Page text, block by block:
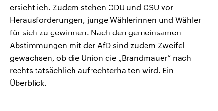
ersichtlich. Zudem stehen CDU und CSU vor
Herausforderungen, junge Wählerinnen und Wähler
für sich zu gewinnen. Nach den gemeinsamen
Abstimmungen mit der AfD sind zudem Zweifel
gewachsen, ob die Union die „Brandmauer“ nach
rechts tatsächlich aufrechterhalten wird. Ein
Überblick.